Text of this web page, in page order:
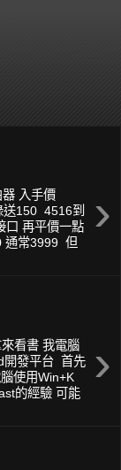
›
入手價
送150 4516到
口 再平價一點
通常3999 但
›
看書 我電腦
開發平台 首先
使用Win+K
的經驗 可能